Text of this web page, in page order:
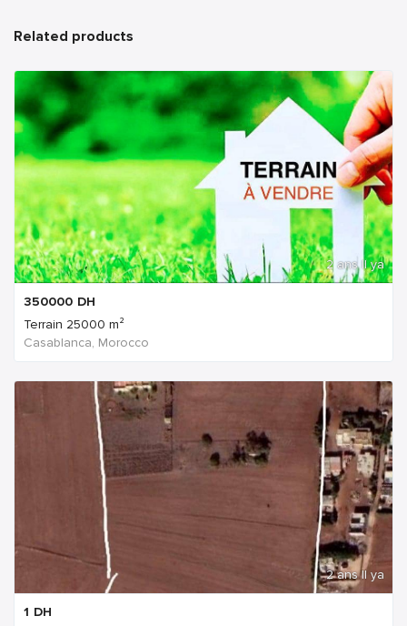
Related products
2 ans Il ya
350000 DH
Terrain 25000 m²
Casablanca, Morocco
2 ans Il ya
1 DH